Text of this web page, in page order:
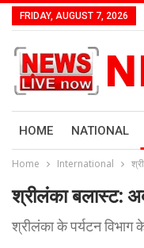
FRIDAY, AUGUST 7, 2026
HOME NATIONAL
Home International
श्रीलंका बलास्ट:
श्रीलंका के पर्यटन विभाग